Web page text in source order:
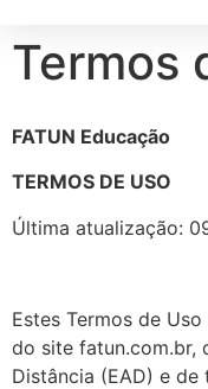
Termos
FATUN Educação
TERMOS DE USO
Última atualização:
Estes Termos de
do site fatun.com.br,
Distância (EAD) e